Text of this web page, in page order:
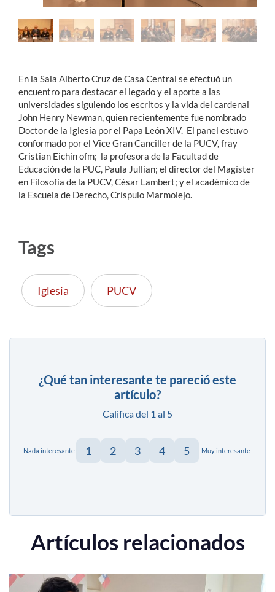
English
En la Sala Alberto Cruz de Casa Central se efectuó un
encuentro para destacar el legado y el aporte a las
universidades siguiendo los escritos y la vida del cardenal
John Henry Newman, quien recientemente fue nombrado
Doctor de la Iglesia por el Papa León XIV. El panel estuvo
conformado por el Vice Gran Canciller de la PUCV, fray
Cristian Eichin ofm; la profesora de la Facultad de
Educación de la PUC, Paula Jullian; el director del Magíster
en Filosofía de la PUCV, César Lambert; y el académico de
la Escuela de Derecho, Críspulo Marmolejo.
Tags
Iglesia PUCV
¿Qué tan interesante te pareció este
artículo?
Califica del 1 al 5
Nada interesante 1 2 3 4 5 Muy interesante
Artículos relacionados